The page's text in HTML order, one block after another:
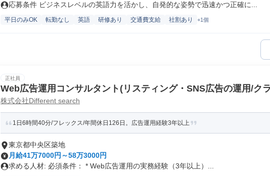
応募条件 ビジネスレベルの英語力を活かし、自発的な姿勢で迅速かつ正確に...
平日のみOK 転勤なし 英語 研修あり 交通費支給 社割あり +1個
正社員
Web広告運用コンサルタント(リスティング・SNS広告の運用/ク
株式会社Different search
1日6時間40分/フレックス/年間休日126日。広告運用経験3年以上
東京都中央区築地
月給41万7000円～58万3000円
求める人材: 必須条件： * Web広告運用の実務経験（3年以上）...